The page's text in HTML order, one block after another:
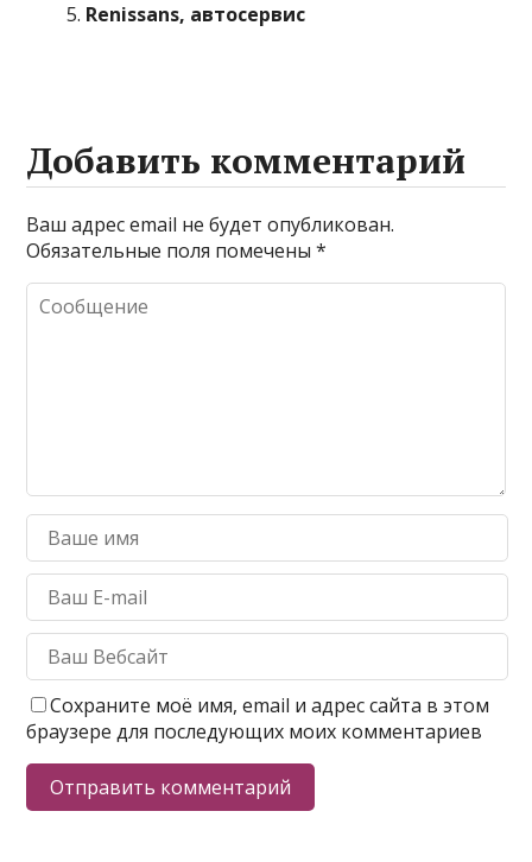
Renissans, автосервис
Добавить комментарий
Ваш адрес email не будет опубликован.
Обязательные поля помечены*
Сохраните моё имя, email и адрес сайта в этом
браузере для последующих моих комментариев